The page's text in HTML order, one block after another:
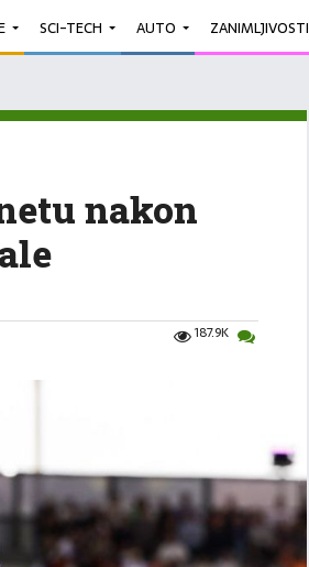
SCI-TECH AUTO ZANIMLJIVOSTI
nakon
187.9K